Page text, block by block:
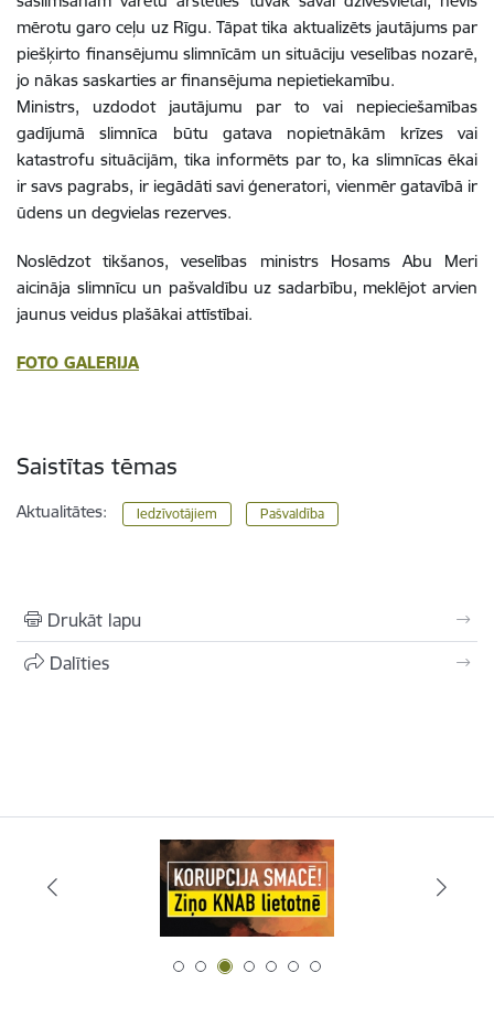
mērotu garo ceļu uz Rīgu. Tāpat tika aktualizēts jautājums par
piešķirto finansējumu slimnīcām un situāciju veselības nozarē,
jo nākas saskarties ar finansējuma nepietiekamību.
Ministrs, uzdodot jautājumu par to vai nepieciešamības
gadījumā slimnīca būtu gatava nopietnākām krīzes vai
katastrofu situācijām, tika informēts par to, ka slimnīcas ēkai
ir savs pagrabs, ir iegādāti savi ģeneratori, vienmēr gatavībā ir
ūdens un degvielas rezerves.
Noslēdzot tikšanos, veselības ministrs Hosams Abu Meri
aicināja slimnīcu un pašvaldību uz sadarbību, meklējot arvien
jaunus veidus plašākai attīstībai.
FOTO GALERIJA
Saistītas tēmas
Aktualitātes: Iedzīvotājiem Pašvaldība
Drukāt lapu
Dalīties